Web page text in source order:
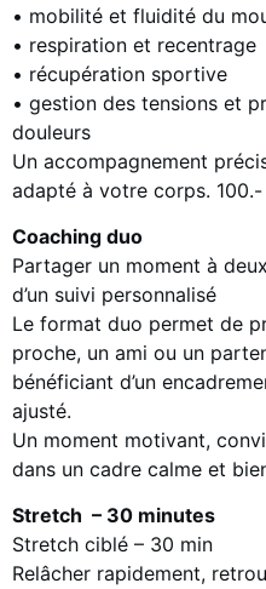
• mobilité et fluidité du
• respiration et recentrage
• récupération sportive
• gestion des tensions et
douleurs
Un accompagnement
adapté à votre corps. 100.-
Coaching duo
Partager un moment à
d’un suivi personnalisé
Le format duo permet de
proche, un ami ou un
bénéficiant d’un
ajusté.
Un moment motivant,
dans un cadre calme et
Stretch – 30 minutes
Stretch ciblé – 30 min
Relâcher rapidement,